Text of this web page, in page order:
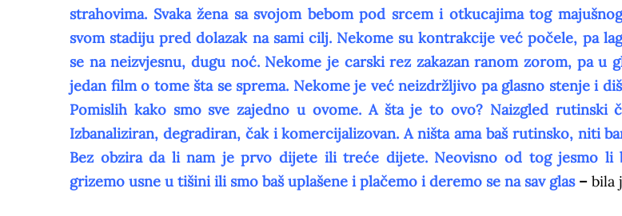
strahovima. Svaka žena sa svojom bebom pod srcem i otkucajima tog
svom stadiju pred dolazak na sami cilj. Nekome su kontrakcije već počele, pa
se na neizvjesnu, dugu noć. Nekome je carski rez zakazan ranom zorom, pa u
jedan film o tome šta se sprema. Nekome je već neizdržljivo pa glasno stenje i
Pomislih kako smo sve zajedno u ovome. A šta je to ovo? Naizgled rutinski
Izbanaliziran, degradiran, čak i komercijalizovan. A ništa ama baš rutinsko, niti
Bez obzira da li nam je prvo dijete ili treće dijete. Neovisno od tog jesmo li
grizemo usne u tišini ili smo baš uplašene i plačemo i deremo se na sav glas– bila